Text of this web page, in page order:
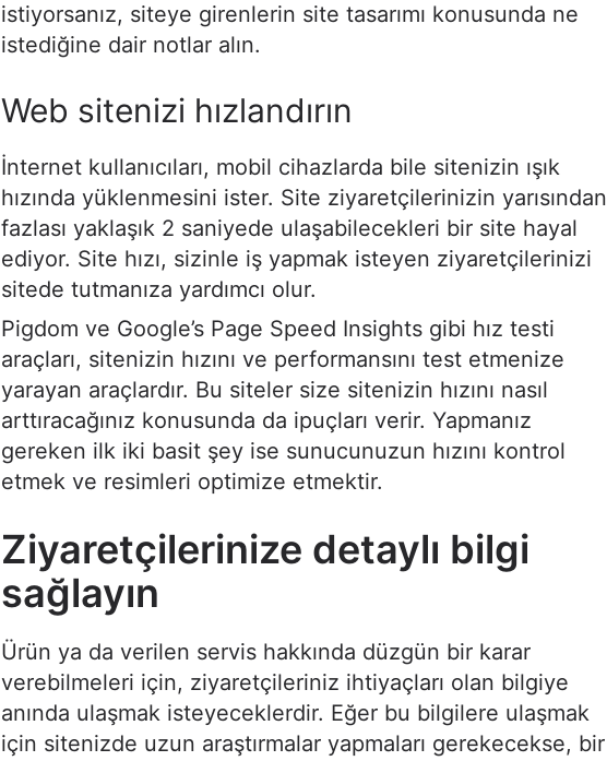
istiyorsanız, siteye girenlerin site tasarımı konusunda ne
istediğine dair notlar alın.
Web sitenizi hızlandırın
İnternet kullanıcıları, mobil cihazlarda bile sitenizin ışık
hızında yüklenmesini ister. Site ziyaretçilerinizin yarısından
fazlası yaklaşık 2 saniyede ulaşabilecekleri bir site hayal
ediyor. Site hızı, sizinle iş yapmak isteyen ziyaretçilerinizi
sitede tutmanıza yardımcı olur.
Pigdom ve Google’s Page Speed Insights gibi hız testi
araçları, sitenizin hızını ve performansını test etmenize
yarayan araçlardır. Bu siteler size sitenizin hızını nasıl
arttıracağınız konusunda da ipuçları verir. Yapmanız
gereken ilk iki basit şey ise sunucunuzun hızını kontrol
etmek ve resimleri optimize etmektir.
Ziyaretçilerinize detaylı bilgi
sağlayın
Ürün ya da verilen servis hakkında düzgün bir karar
verebilmeleri için, ziyaretçileriniz ihtiyaçları olan bilgiye
anında ulaşmak isteyeceklerdir. Eğer bu bilgilere ulaşmak
için sitenizde uzun araştırmalar yapmaları gerekecekse, bir